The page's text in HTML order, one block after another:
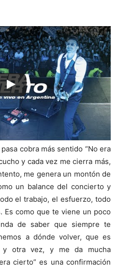
cobra más sentido “No era
y cada vez me cierra más,
me genera un montón de
un balance del concierto y
el trabajo, el esfuerzo, todo
Es como que te viene un poco
de saber que siempre te
a dónde volver, que es
otra vez, y me da mucha
cierto” es una confirmación